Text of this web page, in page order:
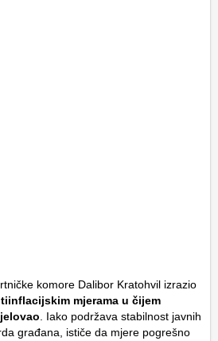
komore Dalibor Kratohvil izrazio
mjerama u čijem
. Iako podržava stabilnost javnih
građana, ističe da mjere pogrešno